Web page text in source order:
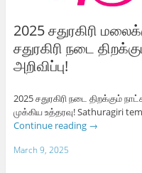
2025 சதுரகிரி
சதுரகிரி நடை
அறிவிப்பு!
2025 சதுரகிரி நடை திறக்கும்
முக்கிய உத்தரவு! Sathuragiri
Continue reading →
March 9, 2025